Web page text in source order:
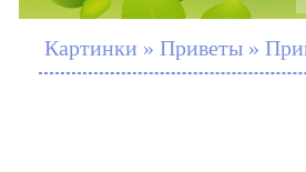
Картинки » Приветы »